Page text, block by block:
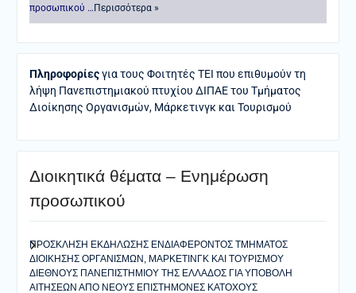
προσωπικού …Περισσότερα »
Πληροφορίεςγια τους Φοιτητές ΤΕΙ που επιθυμούν τη
λήψη Πανεπιστημιακού πτυχίου ΔΙΠΑΕ του Τμήματος
Διοίκησης Οργανισμών, Μάρκετινγκ και Τουρισμού
Διοικητικά θέματα – Ενημέρωση
προσωπικού
ΠΡΟΣΚΛΗΣΗ ΕΚΔΗΛΩΣΗΣ ΕΝΔΙΑΦΕΡΟΝΤΟΣ ΤΜΗΜΑΤΟΣ
ΔΙΟΙΚΗΣΗΣ ΟΡΓΑΝΙΣΜΩΝ, ΜΑΡΚΕΤΙΝΓΚ ΚΑΙ ΤΟΥΡΙΣΜΟΥ
ΔΙΕΘΝΟΥΣ ΠΑΝΕΠΙΣΤΗΜΙΟΥ ΤΗΣ ΕΛΛΑΔΟΣ ΓΙΑ ΥΠΟΒΟΛΗ
ΑΙΤΗΣΕΩΝ ΑΠΟ ΝΕΟΥΣ ΕΠΙΣΤΗΜΟΝΕΣ ΚΑΤΟΧΟΥΣ